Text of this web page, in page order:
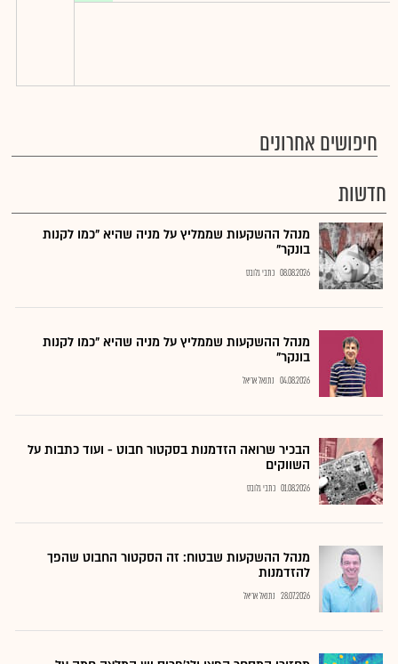
חיפושים אחרונים
חדשות
מנהל ההשקעות שממליץ על מניה שהיא "כמו לקנות
בונקר"
08.08.2026 כתבי גלובס
מנהל ההשקעות שממליץ על מניה שהיא "כמו לקנות
בונקר"
04.08.2026 נתנאל אריאל
הבכיר שרואה הזדמנות בסקטור חבוט - ועוד כתבות על
השווקים
01.08.2026 כתבי גלובס
מנהל ההשקעות שבטוח: זה הסקטור החבוט שהפך
להזדמנות
28.07.2026 נתנאל אריאל